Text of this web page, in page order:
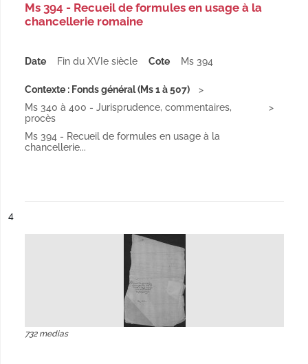
Ms 394 - Recueil de formules en usage à la
chancellerie romaine
Date Fin du XVIe siècle Cote Ms 394
Contexte : Fonds général (Ms 1 à 507)
Ms 340 à 400 - Jurisprudence, commentaires,
procès
Ms 394 - Recueil de formules en usage à la
chancellerie...
n°
4
732 medias